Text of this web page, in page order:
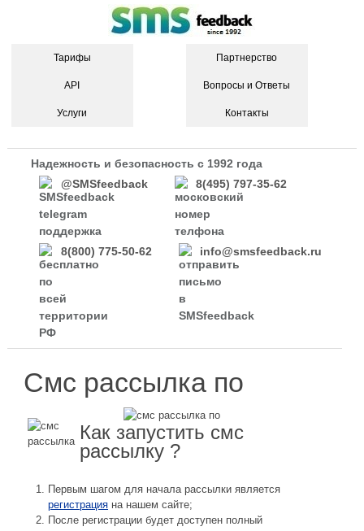
Тарифы
API
Услуги
Партнерство
Вопросы и Ответы
Контакты
Надежность и безопасность с 1992 года
@SMSfeedback
8(495) 797-35-62
8(800) 775-50-62 info@smsfeedback.ru
Смс рассылка по
Как запустить смс
рассылку ?
Первым шагом для начала рассылки является
регистрация на нашем сайте;
После регистрации будет доступен полный